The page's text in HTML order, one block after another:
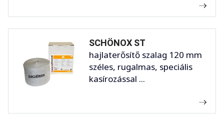
SCHÖNOX ST
hajlaterősítő szalag 120 mm
széles, rugalmas, speciális
kasírozással ...